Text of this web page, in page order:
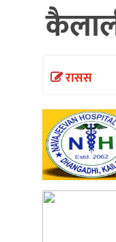
समाचार
अन्तर्वार्ता
खेलकुद
रासस